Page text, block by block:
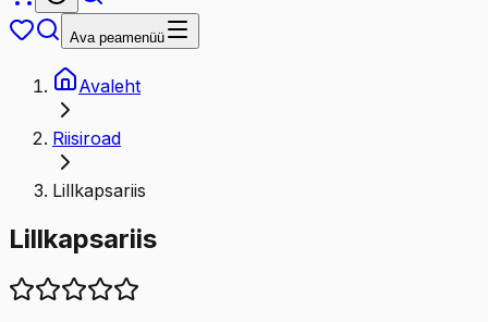
Ava peamenüü
Avaleht
Riisiroad
Lillkapsariis
Lillkapsariis